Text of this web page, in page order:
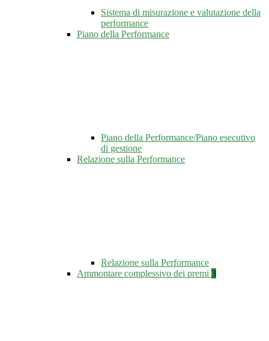
Sistema di misurazione e valutazione della
performance
Piano della Performance
Piano della Performance/Piano esecutivo
di gestione
Relazione sulla Performance
Relazione sulla Performance
Ammontare complessivo dei premi 3